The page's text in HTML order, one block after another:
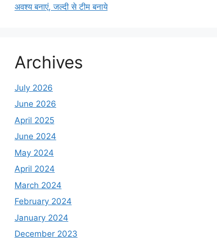
अवश्य बनाएं, जल्दी से टीम बनाये
Archives
July 2026
June 2026
April 2025
June 2024
May 2024
April 2024
March 2024
February 2024
January 2024
December 2023